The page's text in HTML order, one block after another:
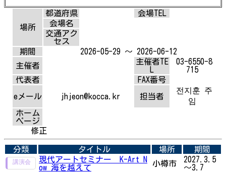
場所
都道府県
会場TEL
会場名
交通アク
セス
期間
2026-05-29 ～ 2026-06-12
主催者
主催者TE
03-6550-8
715
代表者
FAX番号
eメール jhjeon@kocca.kr 担当者
전지훈 주
임
ホーム
ページ
修正
分類 タイトル 場所
期間
現代アートセミナー K-Art N
ow 海を越えて
小樽市
2027.3.5
～3.7